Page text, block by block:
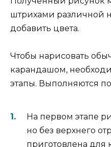
штрихами различной
добавить цвета.
Чтобы нарисовать
карандашом,
этапы. Выполняются
На первом этапе
но без верхнего
приготовлена для